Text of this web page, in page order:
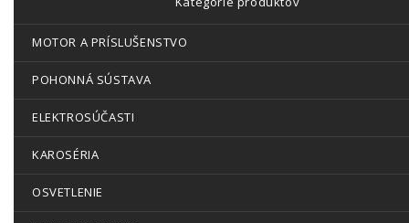
MOTOR A PRÍSLUŠENSTVO
POHONNÁ SÚSTAVA
ELEKTROSÚČASTI
KAROSÉRIA
OSVETLENIE